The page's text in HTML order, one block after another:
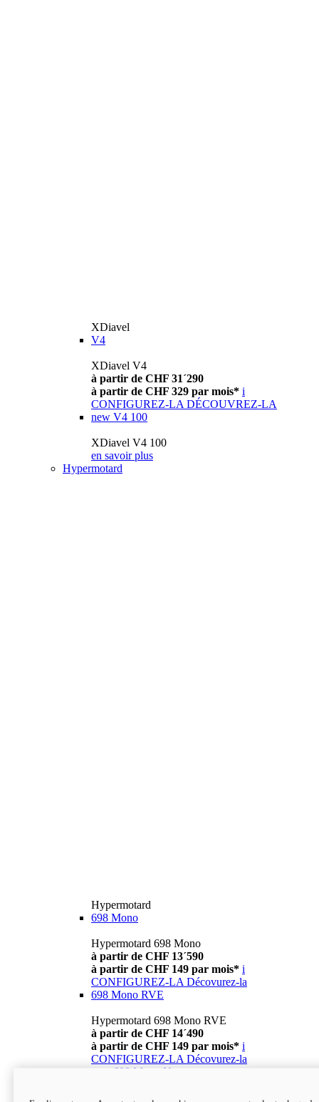
XDiavel
V4
XDiavel V4
à partir de CHF 31´290
à partir de CHF 329 par mois* i
CONFIGUREZ-LA DÉCOUVREZ-LA
new V4 100
XDiavel V4 100
en savoir plus
Hypermotard
Hypermotard
698 Mono
Hypermotard 698 Mono
à partir de CHF 13´590
à partir de CHF 149 par mois* i
CONFIGUREZ-LA Décovurez-la
698 Mono RVE
Hypermotard 698 Mono RVE
à partir de CHF 14´490
à partir de CHF 149 par mois* i
CONFIGUREZ-LA Décovurez-la
698 Mono Nera
Hypermotard 698 Mono Nera